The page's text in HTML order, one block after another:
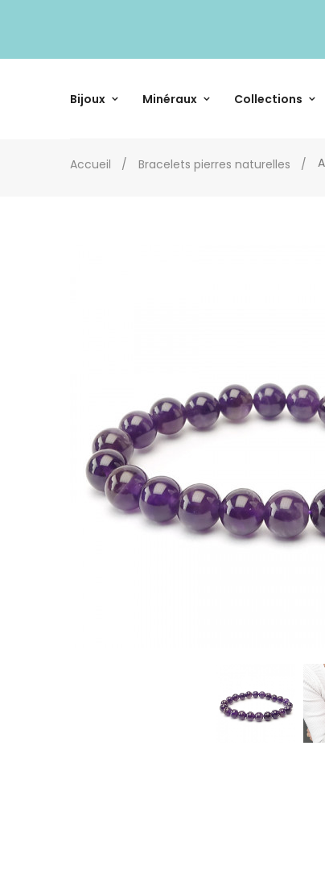
Bijoux Minéraux Collections
Accueil Bracelets pierres naturelles